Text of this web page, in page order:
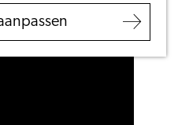
Regio Leiden